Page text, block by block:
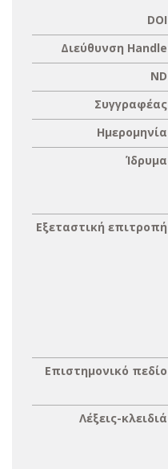
DOI
Διεύθυνση Handle
ND
Συγγραφέας
Ημερομηνία
Ίδρυμα
Εξεταστική επιτροπή
Επιστημονικό πεδίο
Λέξεις-κλειδιά